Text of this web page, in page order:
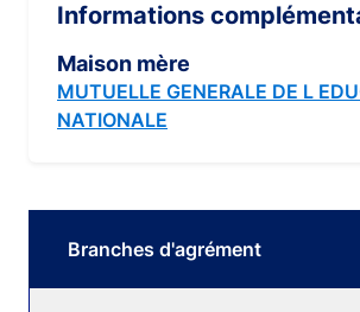
Informations
Maison mère
MUTUELLE GENERALE DE L
NATIONALE
Branches d'agrément